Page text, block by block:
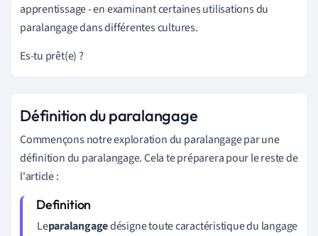
apprentissage - en examinant certaines utilisations du
paralangage dans différentes cultures.
Es-tu prêt(e) ?
Définition du paralangage
Commençons notre exploration du paralangage par une
définition du paralangage. Cela te préparera pour le reste de
l'article :
Leparalangagedésigne toute caractéristique du langage